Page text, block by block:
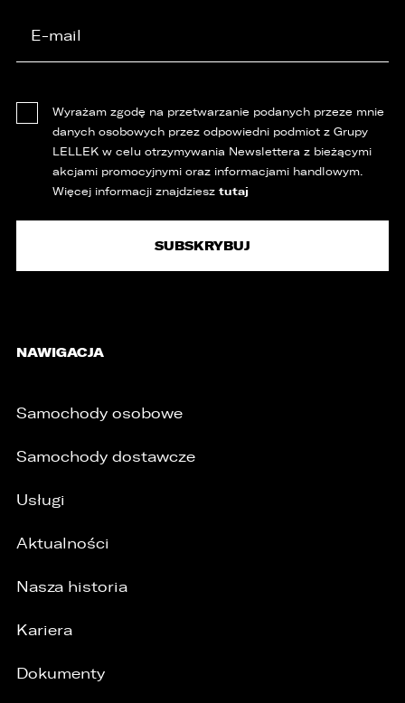
Wyrażam zgodę na przetwarzanie podanych przeze mnie
danych osobowych przez odpowiedni podmiot z Grupy
LELLEK w celu otrzymywania Newslettera z bieżącymi
akcjami promocyjnymi oraz informacjami handlowym.
Więcej informacji znajdziesz tutaj
NAWIGACJA
Samochody osobowe
Samochody dostawcze
Usługi
Aktualności
Nasza historia
Kariera
Dokumenty